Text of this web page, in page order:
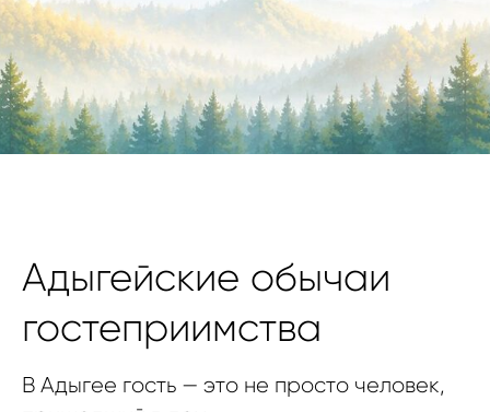
Адыгейские обычаи
гостеприимства
В Адыгее гость — это не просто человек,